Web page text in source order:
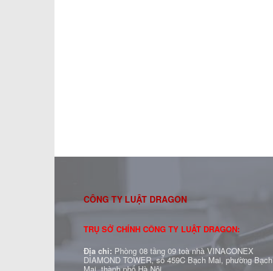
CÔNG TY LUẬT DRAGON
TRỤ SỞ CHÍNH CÔNG TY LUẬT DRAGON:
Địa chỉ: Phòng 08 tầng 09 toà nhà VINACONEX
DIAMOND TOWER, số 459C Bạch Mai, phường Bạch